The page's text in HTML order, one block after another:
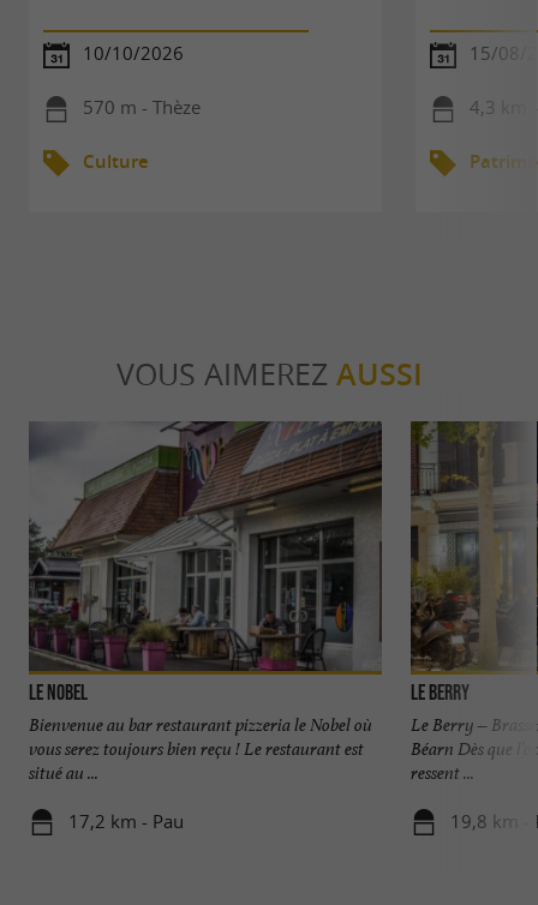
10/10/2026
570 m - Thèze
Culture
15/08/
4,3 km
VOUS AIMEREZ AUSSI
Le Nobel
Bienvenue au bar restaurant pizzeria le Nobel où
vous serez toujours bien reçu ! Le restaurant est
situé au ...
17,2 km - Pau
Le Berry
Le Berry –
Béarn Dès que
ressent ...
19,8 km -